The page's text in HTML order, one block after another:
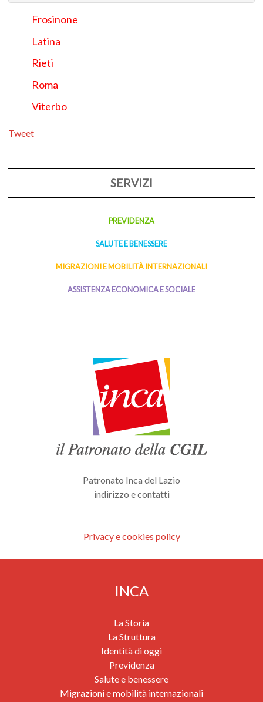
Frosinone
Latina
Rieti
Roma
Viterbo
Tweet
SERVIZI
PREVIDENZA
SALUTE E BENESSERE
MIGRAZIONI E MOBILITÀ INTERNAZIONALI
ASSISTENZA ECONOMICA E SOCIALE
Patronato Inca del Lazio
indirizzo e contatti
Privacy e cookies policy
INCA
La Storia
La Struttura
Identità di oggi
Previdenza
Salute e benessere
Migrazioni e mobilità internazionali